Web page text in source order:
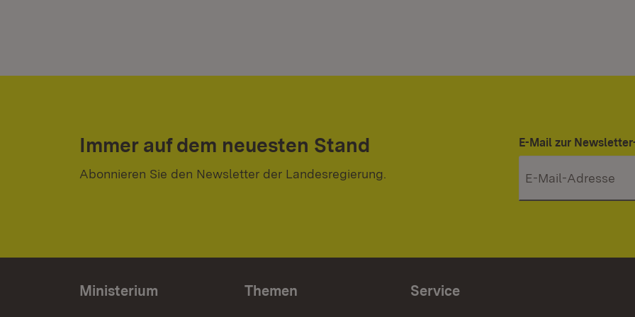
Immer auf dem neuesten Stand
Abonnieren Sie den Newsletter der Landesregierung.
E-Mail zur
Ministerium Themen Service